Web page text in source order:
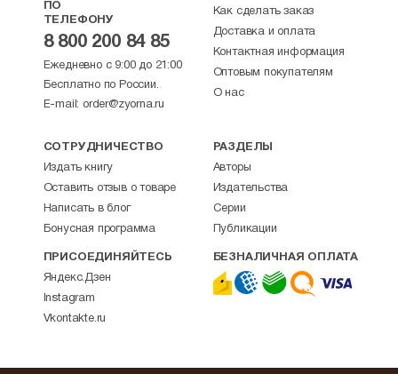
ПО
ТЕЛЕФОНУ
8 800 200 84 85
Ежедневно с 9:00 до 21:00
Бесплатно по России.
E-mail: order@zyorna.ru
Как сделать заказ
Доставка и оплата
Контактная информация
Оптовым покупателям
О нас
СОТРУДНИЧЕСТВО
Издать книгу
Оставить отзыв о товаре
Написать в блог
Бонусная программа
РАЗДЕЛЫ
Авторы
Издательства
Серии
Публикации
ПРИСОЕДИНЯЙТЕСЬ
Яндекс.Дзен
Instagram
Vkontakte.ru
БЕЗНАЛИЧНАЯ ОПЛАТА